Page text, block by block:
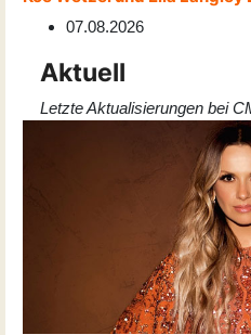
07.08.2026
Aktuell
Letzte Aktualisierungen bei